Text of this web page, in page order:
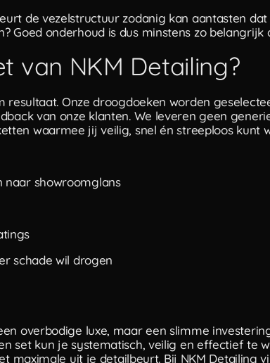
de vezelstructuur zodanig kan aantasten
Goed onderhoud is dus minstens zo belangrijk
van NKM Detailing?
resultaat. Onze droogdoeken worden
van onze klanten. We leveren geen
waarmee jij veilig, snel én streeploos kunt
naar showroomglans
schade wil drogen
overbodige luxe, maar een slimme
set kun je systematisch, veilig en effectief te
maximale uit je detailbeurt. Bij NKM Detailing